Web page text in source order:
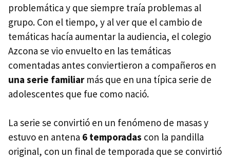
problemática y que siempre traía problemas al
grupo. Con el tiempo, y al ver que el cambio de
temáticas hacía aumentar la audiencia, el colegio
Azcona se vio envuelto en las temáticas
comentadas antes conviertieron a compañeros en
una serie familiarmás que en una típica serie de
adolescentes que fue como nació.
La serie se convirtió en un fenómeno de masas y
estuvo en antena 6 temporadas con la pandilla
original, con un final de temporada que se convirtió